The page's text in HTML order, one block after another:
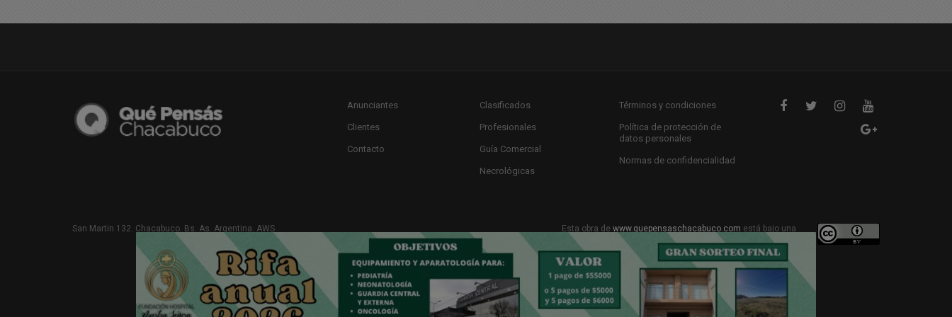
Anunciantes
Clientes
Contacto
Clasificados
Profesionales
Guía Comercial
Necrológicas
Términos y condiciones
Política de protección de
datos personales
Normas de confidencialidad
San Martin 132. Chacabuco. Bs. As. Argentina. AWS Esta obra de www.quepensaschacabuco.com está bajo una
Licencia Creative Commons Atribución 4.0 Internacional